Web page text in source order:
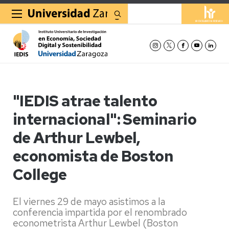
"IEDIS atrae talento
internacional": Seminario
de Arthur Lewbel,
economista de Boston
College
El viernes 29 de mayo asistimos a la
conferencia impartida por el renombrado
econometrista Arthur Lewbel (Boston